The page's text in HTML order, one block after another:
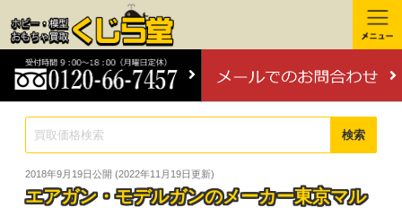
検索
2018年9月19日公開 (2022年11月19日 更新)
エアガン・モデルガンのメーカー東京マル